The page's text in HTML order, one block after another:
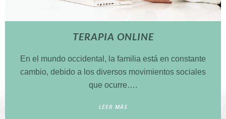
TERAPIA ONLINE
En el mundo occidental, la familia está en constante
cambio, debido a los diversos movimientos sociales
que ocurre….
LEER MÁS